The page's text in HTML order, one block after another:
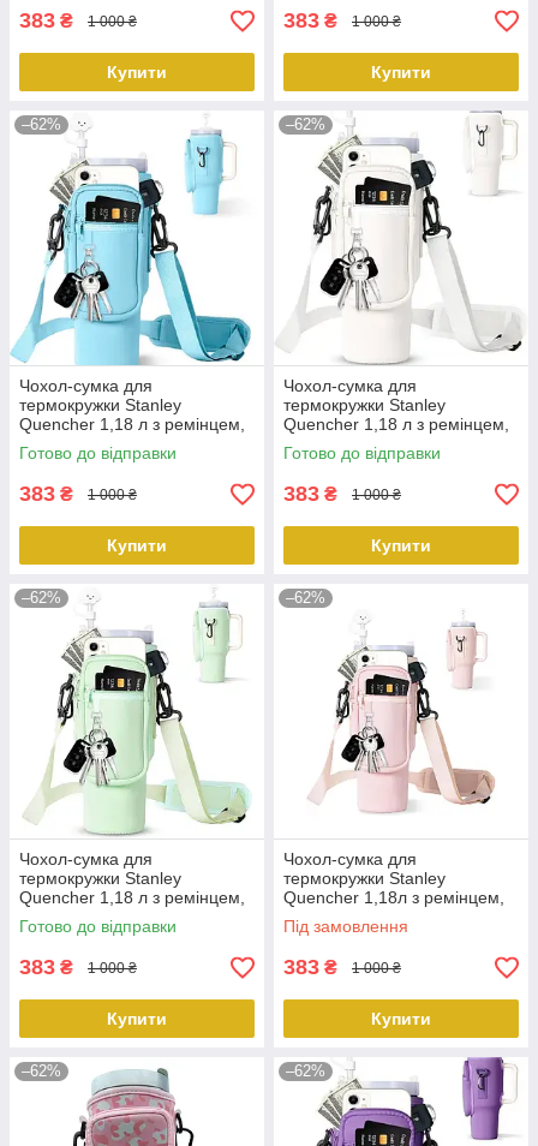
383 ₴ 1 000 ₴
Купити
383 ₴ 1 000 ₴
Купити
–62%
Чохол-сумка для
термокружки Stanley
Quencher 1,18 л з ремінцем,
захисний кейс для кухля,
блакитного кольору
Готово до відправки
383 ₴ 1 000 ₴
Купити
–62%
Чохол-сумка для
термокружки Stanley
Quencher 1,18 л з ремінцем,
захисний кейс для кухля,
білого кольору KT7001302
Готово до відправки
383 ₴ 1 000 ₴
Купити
–62%
Чохол-сумка для
термокружки Stanley
Quencher 1,18 л з ремінцем,
захисний кейс для кухля,
м'ятного кольору KT7001307
Готово до відправки
383 ₴ 1 000 ₴
Купити
–62%
Чохол-сумка для
термокружки Stanley
Quencher 1,18л з ремінцем,
кейс для кухля, світло-
рожевого кольору KT7001312
Під замовлення
383 ₴ 1 000 ₴
Купити
–62% –62%